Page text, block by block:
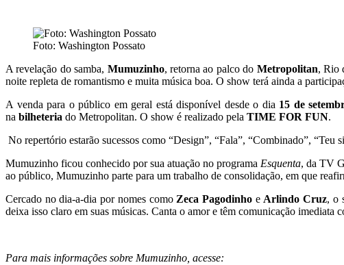
Foto: Washington Possato
A revelação do samba, Mumuzinho, retorna ao palco do Metropolitan, Rio
noite repleta de romantismo e muita música boa. O show terá ainda a
A venda para o público em geral está disponível desde o dia 15 de
na bilheteria do Metropolitan. O show é realizado pela TIME FOR FUN.
No repertório estarão sucessos como “Design”, “Fala”, “Combinado”, “Teu
Mumuzinho ficou conhecido por sua atuação no programa Esquenta, da TV
ao público, Mumuzinho parte para um trabalho de consolidação, em que
Cercado no dia-a-dia por nomes como Zeca Pagodinhoe Arlindo Cruz, o
deixa isso claro em suas músicas. Canta o amor e têm comunicação
Para mais informações sobre Mumuzinho, acesse: